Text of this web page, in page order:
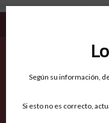
Según su información,
Si esto no es correcto,